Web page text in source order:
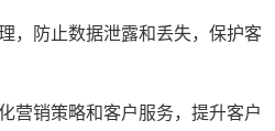
，防止数据泄露和丢失，保护客
营销策略和客户服务，提升客户